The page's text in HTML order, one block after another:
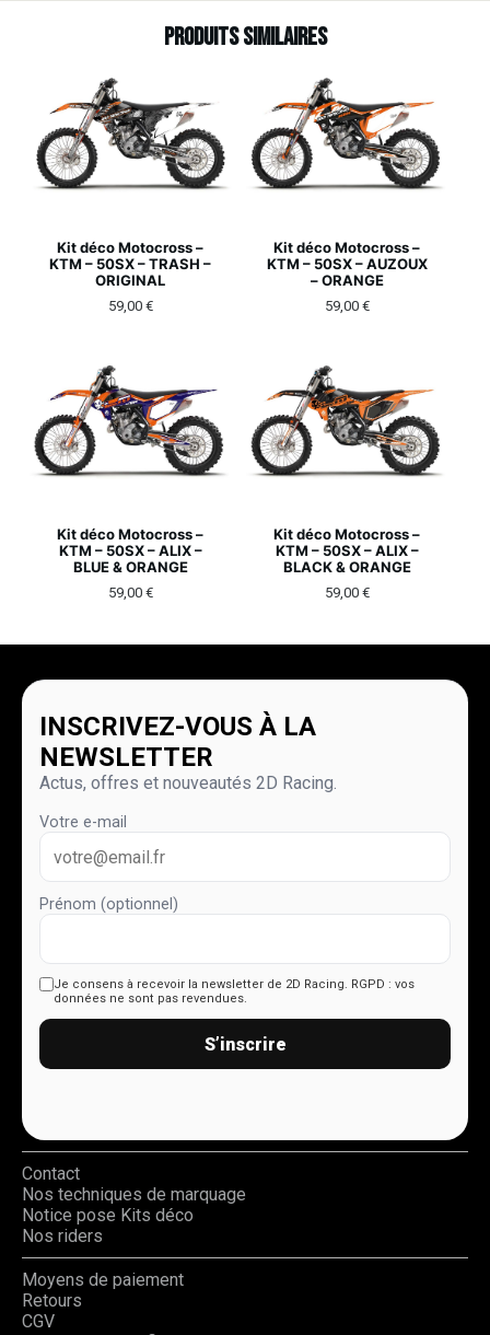
Produits similaires
Kit déco Motocross –
KTM – 50SX – TRASH –
ORIGINAL
59,00 €
Kit déco Motocross –
KTM – 50SX – AUZOUX
– ORANGE
59,00 €
Kit déco Motocross –
KTM – 50SX – ALIX –
BLUE & ORANGE
59,00 €
Kit déco Motocross –
KTM – 50SX – ALIX –
BLACK & ORANGE
59,00 €
INSCRIVEZ-VOUS À LA
NEWSLETTER
Actus, offres et nouveautés 2D Racing.
Votre e-mail
Prénom (optionnel)
Je consens à recevoir la newsletter de 2D Racing. RGPD : vos
données ne sont pas revendues.
S’inscrire
Contact
Nos techniques de marquage
Notice pose Kits déco
Nos riders
Moyens de paiement
Retours
CGV